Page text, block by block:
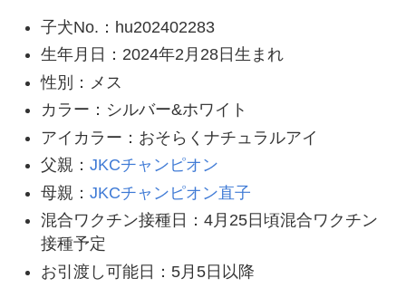
子犬No.：hu202402283
生年月日：2024年2月28日生まれ
性別：メス
カラー：シルバー&ホワイト
アイカラー：おそらくナチュラルアイ
父親： JKCチャンピオン
母親： JKCチャンピオン直子
混合ワクチン接種日：4月25日頃混合ワクチン
接種予定
お引渡し可能日：5月5日以降